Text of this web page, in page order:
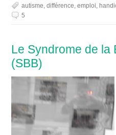
autisme,différence,emploi,
5
Le Syndrome de la
(SBB)